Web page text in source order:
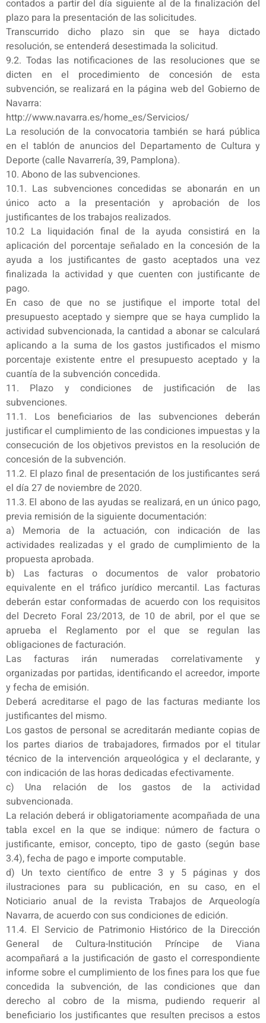
contados a partir del día siguiente al de la finalización del
plazo para la presentación de las solicitudes.
Transcurrido dicho plazo sin que se haya dictado
resolución, se entenderá desestimada la solicitud.
9.2. Todas las notificaciones de las resoluciones que se
dicten en el procedimiento de concesión de esta
subvención, se realizará en la página web del Gobierno de
Navarra:
http://www.navarra.es/home_es/Servicios/
La resolución de la convocatoria también se hará pública
en el tablón de anuncios del Departamento de Cultura y
Deporte (calle Navarrería, 39, Pamplona).
10. Abono de las subvenciones.
10.1. Las subvenciones concedidas se abonarán en un
único acto a la presentación y aprobación de los
justificantes de los trabajos realizados.
10.2 La liquidación final de la ayuda consistirá en la
aplicación del porcentaje señalado en la concesión de la
ayuda a los justificantes de gasto aceptados una vez
finalizada la actividad y que cuenten con justificante de
pago.
En caso de que no se justifique el importe total del
presupuesto aceptado y siempre que se haya cumplido la
actividad subvencionada, la cantidad a abonar se calculará
aplicando a la suma de los gastos justificados el mismo
porcentaje existente entre el presupuesto aceptado y la
cuantía de la subvención concedida.
11. Plazo y condiciones de justificación de las
subvenciones.
11.1. Los beneficiarios de las subvenciones deberán
justificar el cumplimiento de las condiciones impuestas y la
consecución de los objetivos previstos en la resolución de
concesión de la subvención.
11.2. El plazo final de presentación de los justificantes será
el día 27 de noviembre de 2020.
11.3. El abono de las ayudas se realizará, en un único pago,
previa remisión de la siguiente documentación:
a) Memoria de la actuación, con indicación de las
actividades realizadas y el grado de cumplimiento de la
propuesta aprobada.
b) Las facturas o documentos de valor probatorio
equivalente en el tráfico jurídico mercantil. Las facturas
deberán estar conformadas de acuerdo con los requisitos
del Decreto Foral 23/2013, de 10 de abril, por el que se
aprueba el Reglamento por el que se regulan las
obligaciones de facturación.
Las facturas irán numeradas correlativamente y
organizadas por partidas, identificando el acreedor, importe
y fecha de emisión.
Deberá acreditarse el pago de las facturas mediante los
justificantes del mismo.
Los gastos de personal se acreditarán mediante copias de
los partes diarios de trabajadores, firmados por el titular
técnico de la intervención arqueológica y el declarante, y
con indicación de las horas dedicadas efectivamente.
c) Una relación de los gastos de la actividad
subvencionada.
La relación deberá ir obligatoriamente acompañada de una
tabla excel en la que se indique: número de factura o
justificante, emisor, concepto, tipo de gasto (según base
3.4), fecha de pago e importe computable.
d) Un texto científico de entre 3 y 5 páginas y dos
ilustraciones para su publicación, en su caso, en el
Noticiario anual de la revista Trabajos de Arqueología
Navarra, de acuerdo con sus condiciones de edición.
11.4. El Servicio de Patrimonio Histórico de la Dirección
General de Cultura-Institución Príncipe de Viana
acompañará a la justificación de gasto el correspondiente
informe sobre el cumplimiento de los fines para los que fue
concedida la subvención, de las condiciones que dan
derecho al cobro de la misma, pudiendo requerir al
beneficiario los justificantes que resulten precisos a estos